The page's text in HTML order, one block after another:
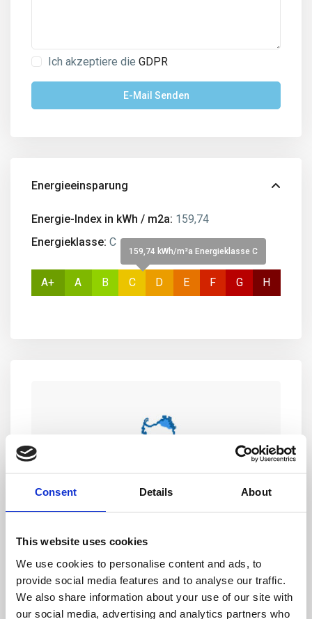
Consent Details About
This website uses cookies
We use cookies to personalise content and ads, to
provide social media features and to analyse our traffic.
We also share information about your use of our site with
our social media, advertising and analytics partners who
Ich akzeptiere dieGDPR
Energieeinsparung
Energie-Index in kWh / m2a: 159,74
Energieklasse: C
A+ A B
159,74 kWh/m²a Energieklasse C
C D E F G H
Resp. Vendita